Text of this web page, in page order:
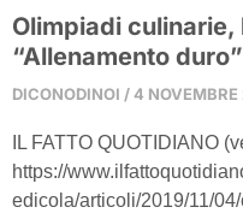
Olimpiadi culinarie,
“Allenamento duro”
DICONODINOI 4 NOVEMBRE
IL FATTO QUOTIDIANO
https://
edicola/articoli/2019/11/